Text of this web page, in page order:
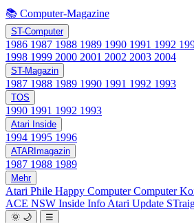
📚 Computer-Magazine
ST-Computer
1986 1987 1988 1989 1990 1991 1992
1998 1999 2000 2001 2002 2003 2004
ST-Magazin
1987 1988 1989 1990 1991 1992 1993
TOS
1990 1991 1992 1993
Atari Inside
1994 1995 1996
ATARImagazin
1987 1988 1989
Mehr
Atari Phile Happy ComputerComputer
ACE NSW Inside Info Atari Update
🌞 🌙
☰